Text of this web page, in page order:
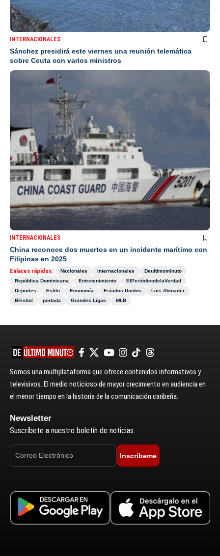
INTERNACIONALES
Sánchez presidirá este viernes una reunión telemática
sobre Ceuta con varios ministros
INTERNACIONALES
China reconoce dos muertos en un incidente marítimo con
Filipinas en 2025
Enlaces rápidos: Nacionales Internacionales
Deultimominuto
República Dominicana
Entretenimiento
ElPeriódicodelaVerdad
Deportes
Estilo Economía Estados Unidos
Luis Abinader
Béisbol
portada Grandes Ligas MLB
Somos una multiplataforma que ofrece contenidos informativos y
televisivos. El medio noticioso de mayor crecimiento en audiencia en
el menor tiempo en la historia de la comunicación caribeña.
Newsletter
Suscríbete a nuestro boletín de noticias.
Inscríbeme